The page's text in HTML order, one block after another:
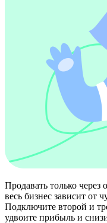
Продавать только
весь бизнес зависит от
Подключите второй и
удвоите прибыль и